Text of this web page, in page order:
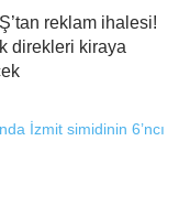
reklam ihalesi!
direkleri kiraya